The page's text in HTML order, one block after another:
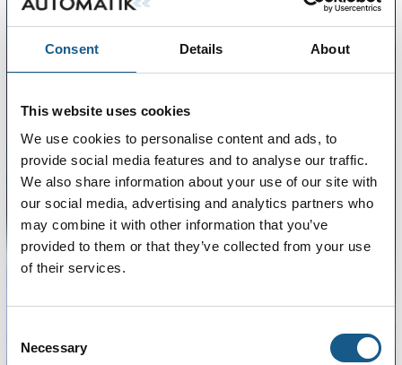
Consent Details About
This website uses cookies
We use cookies to personalise content and ads, to
provide social media features and to analyse our traffic.
We also share information about your use of our site with
our social media, advertising and analytics partners who
may combine it with other information that you’ve
provided to them or that they’ve collected from your use
of their services.
Selection
Necessary